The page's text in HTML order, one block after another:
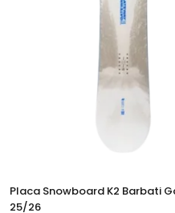
agresiv pe călcâi sau un
putere mai eficient.
orice formă de gheată.
și sigură.
că rămâi pe pârtie chiar
Placa Snowboard K2 Barbati
25/26